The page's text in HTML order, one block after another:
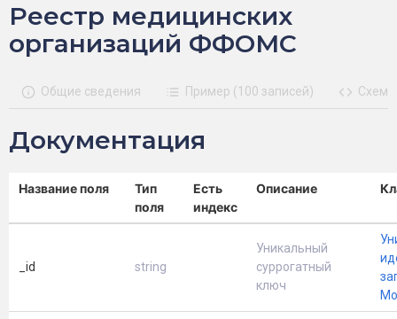
Реестр медицинских
организаций ФФОМС
Общие сведения Пример (100 записей) Схема
Документация
Название поля
Тип
поля
Есть
индекс
Описание
_id string
Уникальный
суррогатный
ключ